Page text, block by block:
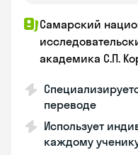
Самарский
академика С.П.
переводе
Использует
каждому